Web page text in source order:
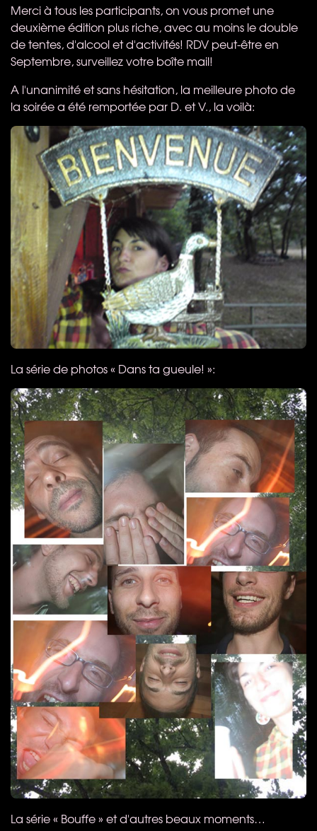
Merci à tous les participants, on vous promet une
deuxième édition plus riche, avec au moins le double
de tentes, d'alcool et d'activités! RDV peut-être en
Septembre, surveillez votre boîte mail!
A l'unanimité et sans hésitation, la meilleure photo de
la soirée a été remportée par D. et V., la voilà:
La série de photos « Dans ta gueule! »:
La série « Bouffe » et d'autres beaux moments…